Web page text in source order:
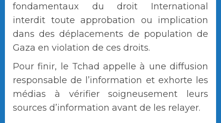
fondamentaux du droit International
interdit toute approbation ou implication
dans des déplacements de population de
Gaza en violation de ces droits.
Pour finir, le Tchad appelle à une diffusion
responsable de l’information et exhorte les
médias à vérifier soigneusement leurs
sources d’information avant de les relayer.